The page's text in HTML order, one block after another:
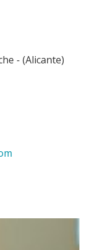
- (Alicante)